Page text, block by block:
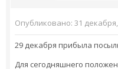
Опубликовано: 31
29 декабря прибыла
Для сегодняшнего